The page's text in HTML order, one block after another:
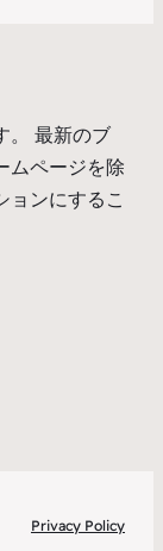
。 最新のブ
ムページを除
ョンにするこ
Privacy Policy